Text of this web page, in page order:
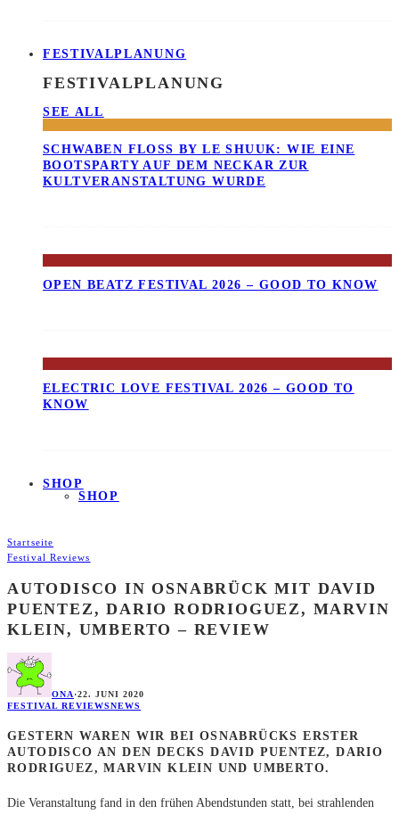
FESTIVALPLANUNG
FESTIVALPLANUNG
SEE ALL
SCHWABEN FLOSS BY LE SHUUK: WIE EINE B
OOTSPARTY AUF DEM NECKAR ZUR K
ULTVERANSTALTUNG WURDE
OPEN BEATZ FESTIVAL 2026 – GOOD TO KNOW
ELECTRIC LOVE FESTIVAL 2026 – GOOD TO
KNOW
SHOP
SHOP
Startseite
Festival Reviews
AUTODISCO IN OSNABRÜCK MIT DAVID
PUENTEZ, DARIO RODRIOGUEZ, MARVIN
KLEIN, UMBERTO – REVIEW
ONA·22. JUNI 2020
FESTIVAL REVIEWSNEWS
GESTERN WAREN WIR BEI OSNABRÜCKS ERSTER
AUTODISCO AN DEN DECKS DAVID PUENTEZ, DARIO
RODRIGUEZ, MARVIN KLEIN UND UMBERTO.
Die Veranstaltung fand in den frühen Abendstunden statt, bei strahlenden